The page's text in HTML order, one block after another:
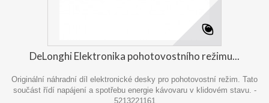
DeLonghi Elektronika pohotovostního režimu...
Originální náhradní díl elektronické desky pro pohotovostní režim. Tato
součást řídí napájení a spotřebu energie kávovaru v klidovém stavu. -
5213221161